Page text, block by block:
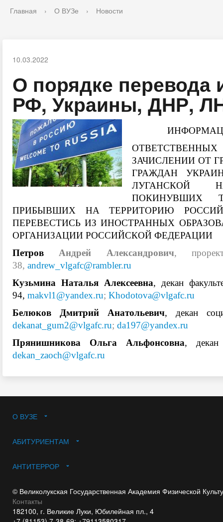
Главная › О ВУЗе › Новости
10.03.2022
О порядке перевода
РФ, Украины, ДНР,
ЗАЧИСЛЕНИИ ОТ
ГРАЖДАН
ЛУГАНСКОЙ
ПОКИНУВШИХ
ПРИБЫВШИХ НА ТЕРРИТОРИЮ
ПЕРЕВЕСТИСЬ ИЗ ИНОСТРАННЫХ
ОРГАНИЗАЦИИ РОССИЙСКОЙ ФЕДЕРАЦИИ
Петров Андрей Александрович,
38, andrew_vlgafc@rambler.ru
Кузьмина Наталья Алексеевна, декан
94, makvl1@yandex.ru; Khodotova@vlgafc.ru
Белюков Дмитрий Анатольевич, декан
dekanat_gum2@vlgafc.ru; da197@yandex.ru
Прянишникова Ольга Альфонсовна, декан
dekan_zaoch@vlgafc.ru
О ВУЗЕ
АБИТУРИЕНТАМ
АНТИТЕРРОР
© Великолукская Государственная Академия Физической
Контакты
182100, г. Великие Луки, Юбилейная пл., 4